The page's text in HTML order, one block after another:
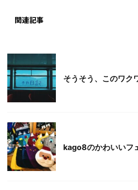
関連記事
そうそう、このワク
kago8のかわいいフ